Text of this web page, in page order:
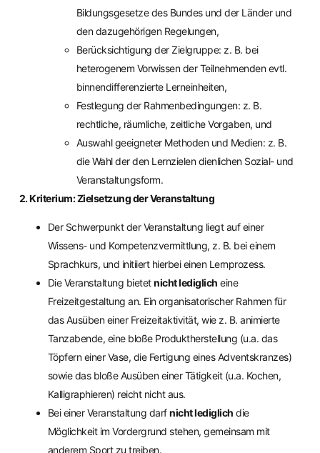
Bildungsgesetze des Bundes und der Länder und
den dazugehörigen Regelungen,
Berücksichtigung der Zielgruppe: z. B. bei
heterogenem Vorwissen der Teilnehmenden evtl.
binnendifferenzierte Lerneinheiten,
Festlegung der Rahmenbedingungen: z. B.
rechtliche, räumliche, zeitliche Vorgaben, und
Auswahl geeigneter Methoden und Medien: z. B.
die Wahl der den Lernzielen dienlichen Sozial- und
Veranstaltungsform.
2. Kriterium: Zielsetzung der Veranstaltung
Der Schwerpunkt der Veranstaltung liegt auf einer
Wissens- und Kompetenzvermittlung, z. B. bei einem
Sprachkurs, und initiiert hierbei einen Lernprozess.
Die Veranstaltung bietetnicht lediglich eine
Freizeitgestaltung an. Ein organisatorischer Rahmen für
das Ausüben einer Freizeitaktivität, wie z. B. animierte
Tanzabende, eine bloße Produktherstellung (u.a. das
Töpfern einer Vase, die Fertigung eines Adventskranzes)
sowie das bloße Ausüben einer Tätigkeit (u.a. Kochen,
Kalligraphieren) reicht nicht aus.
Bei einer Veranstaltung darfnicht lediglich die
Möglichkeit im Vordergrund stehen, gemeinsam mit
anderem Sport zu treiben.